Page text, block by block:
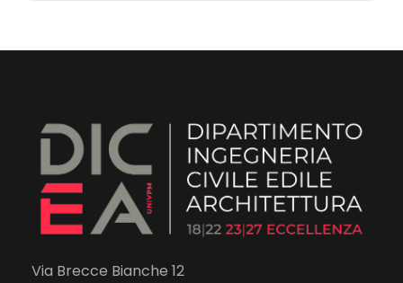
Via Brecce Bianche 12